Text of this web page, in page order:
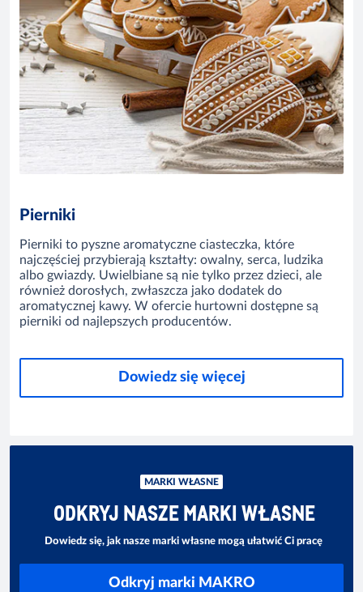
Pierniki
Pierniki to pyszne aromatyczne ciasteczka, które
najczęściej przybierają kształty: owalny, serca, ludzika
albo gwiazdy. Uwielbiane są nie tylko przez dzieci, ale
również dorosłych, zwłaszcza jako dodatek do
aromatycznej kawy. W ofercie hurtowni dostępne są
pierniki od najlepszych producentów.
Dowiedz się więcej
MARKI WŁASNE
ODKRYJ NASZE MARKI WŁASNE
Dowiedz się, jak nasze marki własne mogą ułatwić Ci pracę
Odkryj marki MAKRO